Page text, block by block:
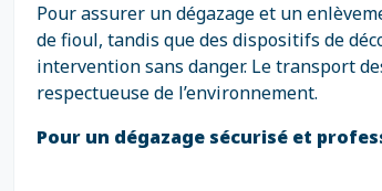
Pour assurer un dégazage et un
de fioul, tandis que des dispositifs de
intervention sans danger. Le transport
respectueuse de l’environnement.
Pour un dégazage sécurisé et